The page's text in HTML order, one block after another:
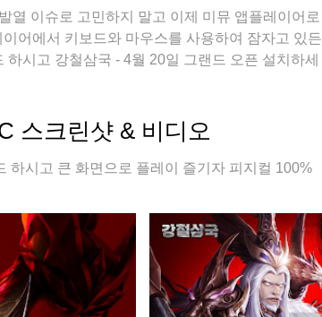
열 이슈로 고민하지 말고 이제 미뮤 앱플레이어로
어에서 키보드와 마우스를 사용하여 잠자고 있든
시고 강철삼국 - 4월 20일 그랜드 오픈 설치하세
; 미뮤 멀티로 무장하여 모바일 게임을 한층 더
스크린샷 & 비디오
하시고 큰 화면으로 플레이 즐기자 피지컬 100%